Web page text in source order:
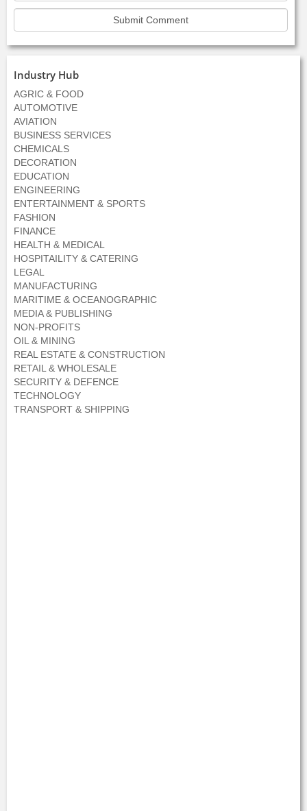
Industry Hub
AGRIC & FOOD
AUTOMOTIVE
AVIATION
BUSINESS SERVICES
CHEMICALS
DECORATION
EDUCATION
ENGINEERING
ENTERTAINMENT & SPORTS
FASHION
FINANCE
HEALTH & MEDICAL
HOSPITAILITY & CATERING
LEGAL
MANUFACTURING
MARITIME & OCEANOGRAPHIC
MEDIA & PUBLISHING
NON-PROFITS
OIL & MINING
REAL ESTATE & CONSTRUCTION
RETAIL & WHOLESALE
SECURITY & DEFENCE
TECHNOLOGY
TRANSPORT & SHIPPING